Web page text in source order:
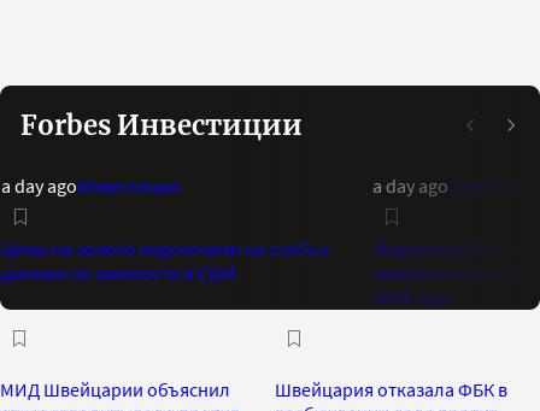
Forbes Инвестиции
a day agoИнвестиции
Цены на золото подскочили на слабых
данных по занятости в США
a day ago
Индикатор Bank of
максимальный
2021 года
МИД Швейцарии объяснил
Швейцария отказала ФБК в